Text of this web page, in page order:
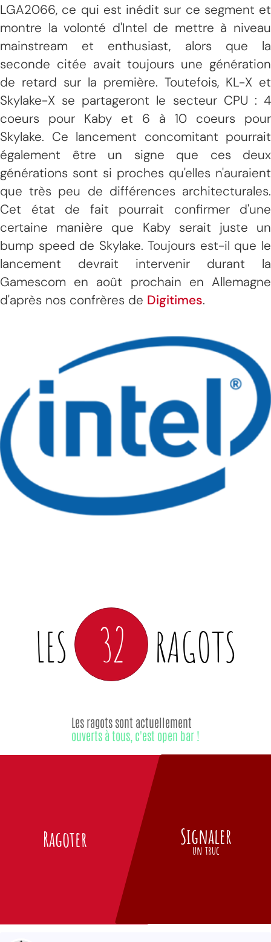
LGA2066, ce qui est inédit sur ce segment et
montre la volonté d'Intel de mettre à niveau
mainstream et enthusiast, alors que la
seconde citée avait toujours une génération
de retard sur la première. Toutefois, KL-X et
Skylake-X se partageront le secteur CPU : 4
coeurs pour Kaby et 6 à 10 coeurs pour
Skylake. Ce lancement concomitant pourrait
également être un signe que ces deux
générations sont si proches qu'elles n'auraient
que très peu de différences architecturales.
Cet état de fait pourrait confirmer d'une
certaine manière que Kaby serait juste un
bump speed de Skylake. Toujours est-il que le
lancement devrait intervenir durant la
Gamescom en août prochain en Allemagne
d'après nos confrères de Digitimes.
LES 32 RAGOTS
Ragoter
Les ragots sont actuellement
ouverts à tous, c'est open bar !
Signaler
un truc